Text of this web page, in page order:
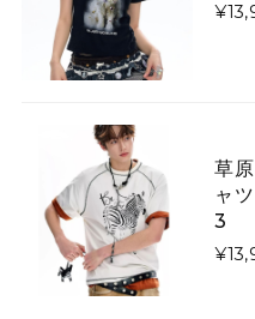
2026/01/13
令和8年1/1に注文し1/13
草
ャ
3